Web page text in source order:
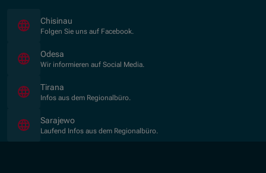
Chisinau
Folgen Sie uns auf Facebook.
Odesa
Wir informieren auf Social Media.
Tirana
Infos aus dem Regionalbüro.
Sarajewo(Opens in new window)
Laufend Infos aus dem Regionalbüro.